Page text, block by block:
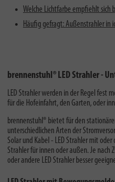
Welche Lichtfarbe empfiehlt sich
Häufig gefragt: Außenstrahler in
brennenstuhl® LED Strahler -
LED Strahler werden in der Regel fest
für die Hofeinfahrt, den Garten, oder
brennenstuhl® bietet für den
unterschiedlichen Arten der
Solar und Kabel - LED Strahler mit
Strahler für innen oder außen. Je nach
oder andere LED Strahler besser